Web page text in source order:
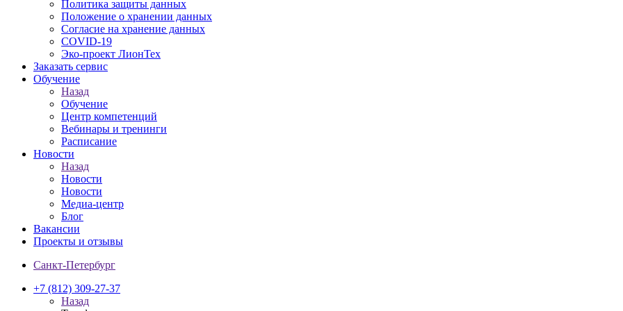
Политика защиты данных
Положение о хранении данных
Согласие на хранение данных
COVID-19
Эко-проект ЛионТех
Заказать сервис
Обучение
Назад
Обучение
Центр компетенций
Вебинары и тренинги
Расписание
Новости
Назад
Новости
Новости
Медиа-центр
Блог
Вакансии
Проекты и отзывы
Санкт-Петербург
+7 (812) 309-27-37
Назад